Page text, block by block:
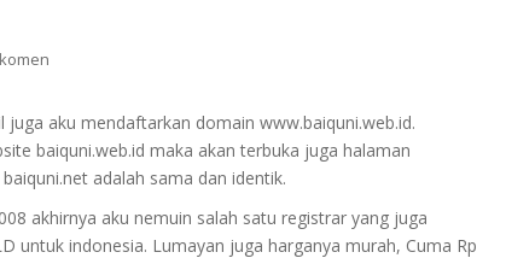
juga aku mendaftarkan domain www.baiquni.web.id.
baiquni.web.id maka akan terbuka juga halaman
adalah sama dan identik.
akhirnya aku nemuin salah satu registrar yang juga
untuk indonesia. Lumayan juga harganya murah, Cuma Rp